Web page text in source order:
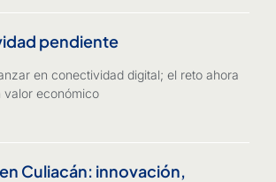
pendiente
en conectividad digital; el reto ahora
valor económico
Culiacán: innovación,